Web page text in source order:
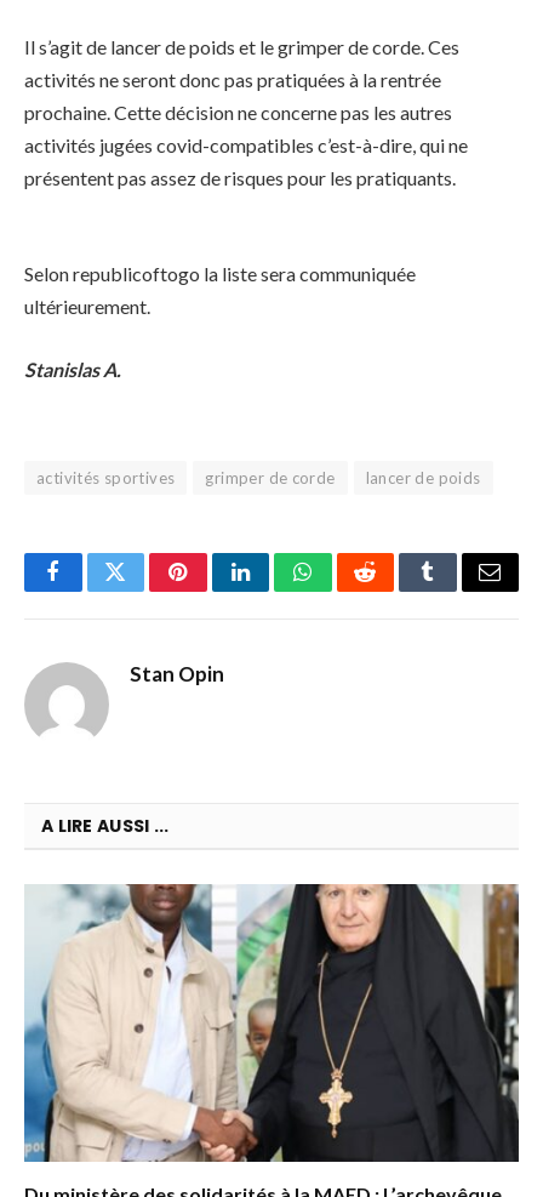
Il s’agit de lancer de poids et le grimper de corde. Ces
activités ne seront donc pas pratiquées à la rentrée
prochaine. Cette décision ne concerne pas les autres
activités jugées covid-compatibles c’est-à-dire, qui ne
présentent pas assez de risques pour les pratiquants.
Selon republicoftogo la liste sera communiquée
ultérieurement.
Stanislas A.
activités sportives grimper de corde lancer de poids
FacebookTwitterPinterestLinkedInWhatsAppRedditTumblrEmail
Stan Opin
A LIRE AUSSI ...